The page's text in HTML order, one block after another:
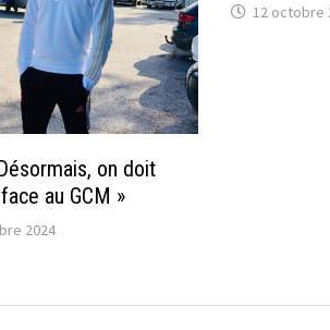
on doit
au GCM »
2024
12 octobre